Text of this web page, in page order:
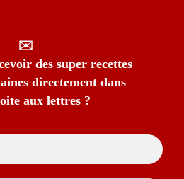
✉️
des super recettes
directement dans
aux lettres ?